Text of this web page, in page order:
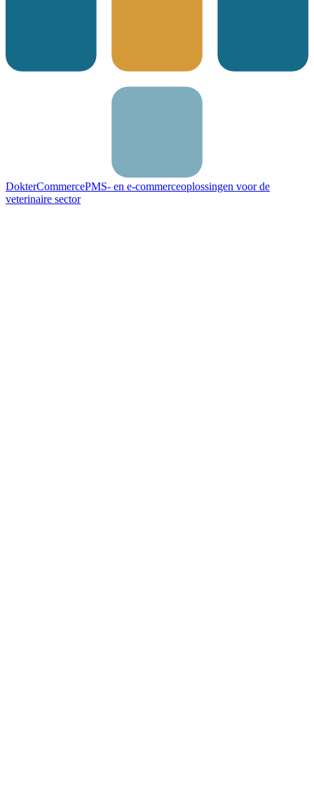
DokterCommercePMS- en e-commerceoplossingen voor de
veterinaire sector